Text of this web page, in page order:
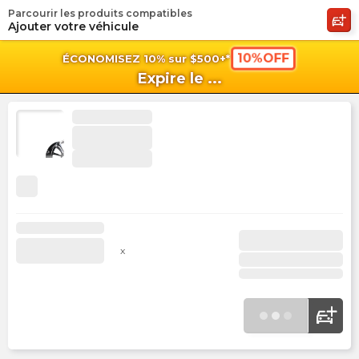
ÉCONOMISEZ 10% sur $500+* 10%OFF
Expire le ...
Parcourir les produits compatibles
Ajouter votre véhicule
x
shopping_cart